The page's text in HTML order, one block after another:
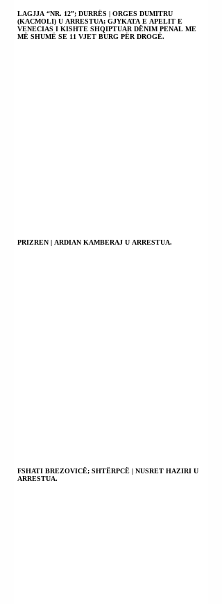
JUGUT DHE
EVROPËS.
LAGJJA “NR. 12”; DURRËS | ORGES DUMITRU
(KACMOLI) U ARRESTUA; GJYKATA E APELIT E
VENECIAS I KISHTE SHQIPTUAR DËNIM PENAL ME
MË SHUMË SE 11 VJET BURG PËR DROGË.
PRIZREN | ARDIAN KAMBERAJ U ARRESTUA.
FSHATI BREZOVICË; SHTËRPCË | NUSRET HAZIRI U
ARRESTUA.